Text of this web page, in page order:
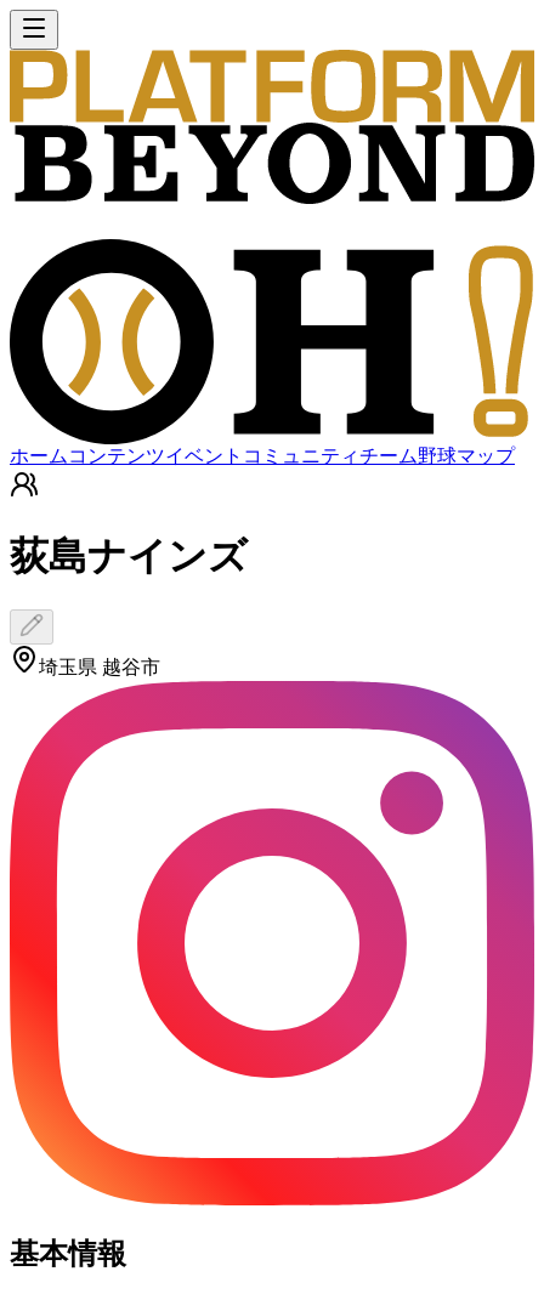
ホーム コンテンツイベント コミュニティチーム野球マップ
荻島ナインズ
埼玉県 越谷市
基本情報